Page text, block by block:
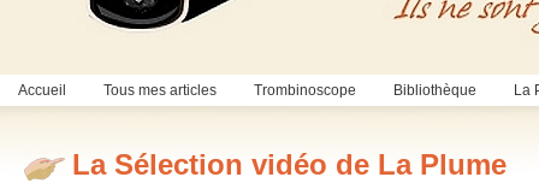
Accueil Tous mes articles Trombinoscope Bibliothèque La
La Sélection vidéo de La Plume